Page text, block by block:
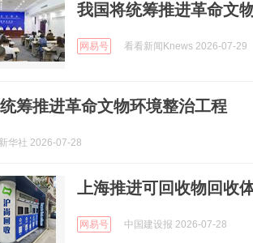
我国将统筹推进革命文
网易号 看看新闻Knews 2026-07-29
筹推进革命文物环境整治工程
新华社 2026-07-28
上海推进可回收物回收
网易号 中国建设报 2026-07-28